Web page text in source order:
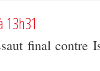
13h31
final contre